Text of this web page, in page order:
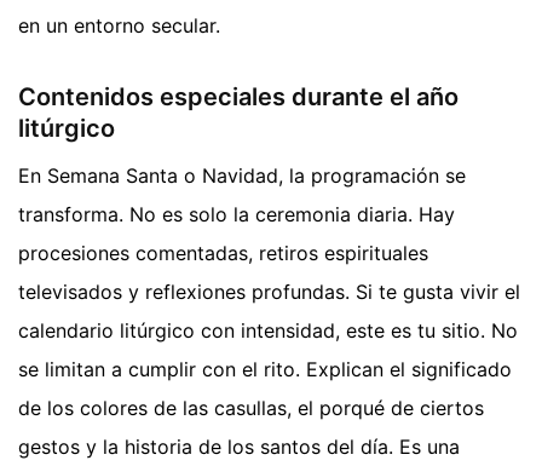
en un entorno secular.
Contenidos especiales durante el año
litúrgico
En Semana Santa o Navidad, la programación se
transforma. No es solo la ceremonia diaria. Hay
procesiones comentadas, retiros espirituales
televisados y reflexiones profundas. Si te gusta vivir el
calendario litúrgico con intensidad, este es tu sitio. No
se limitan a cumplir con el rito. Explican el significado
de los colores de las casullas, el porqué de ciertos
gestos y la historia de los santos del día. Es una